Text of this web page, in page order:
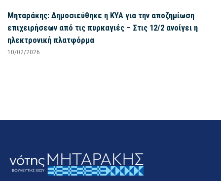
Μηταράκης: Δημοσιεύθηκε η ΚΥΑ για την αποζημίωση
επιχειρήσεων από τις πυρκαγιές – Στις 12/2 ανοίγει η
ηλεκτρονική πλατφόρμα
10/02/2026